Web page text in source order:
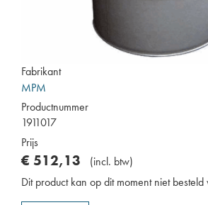
Fabrikant
MPM
Productnummer
1911017
Prijs
€ 512,13 (incl. btw)
Dit product kan op dit moment niet